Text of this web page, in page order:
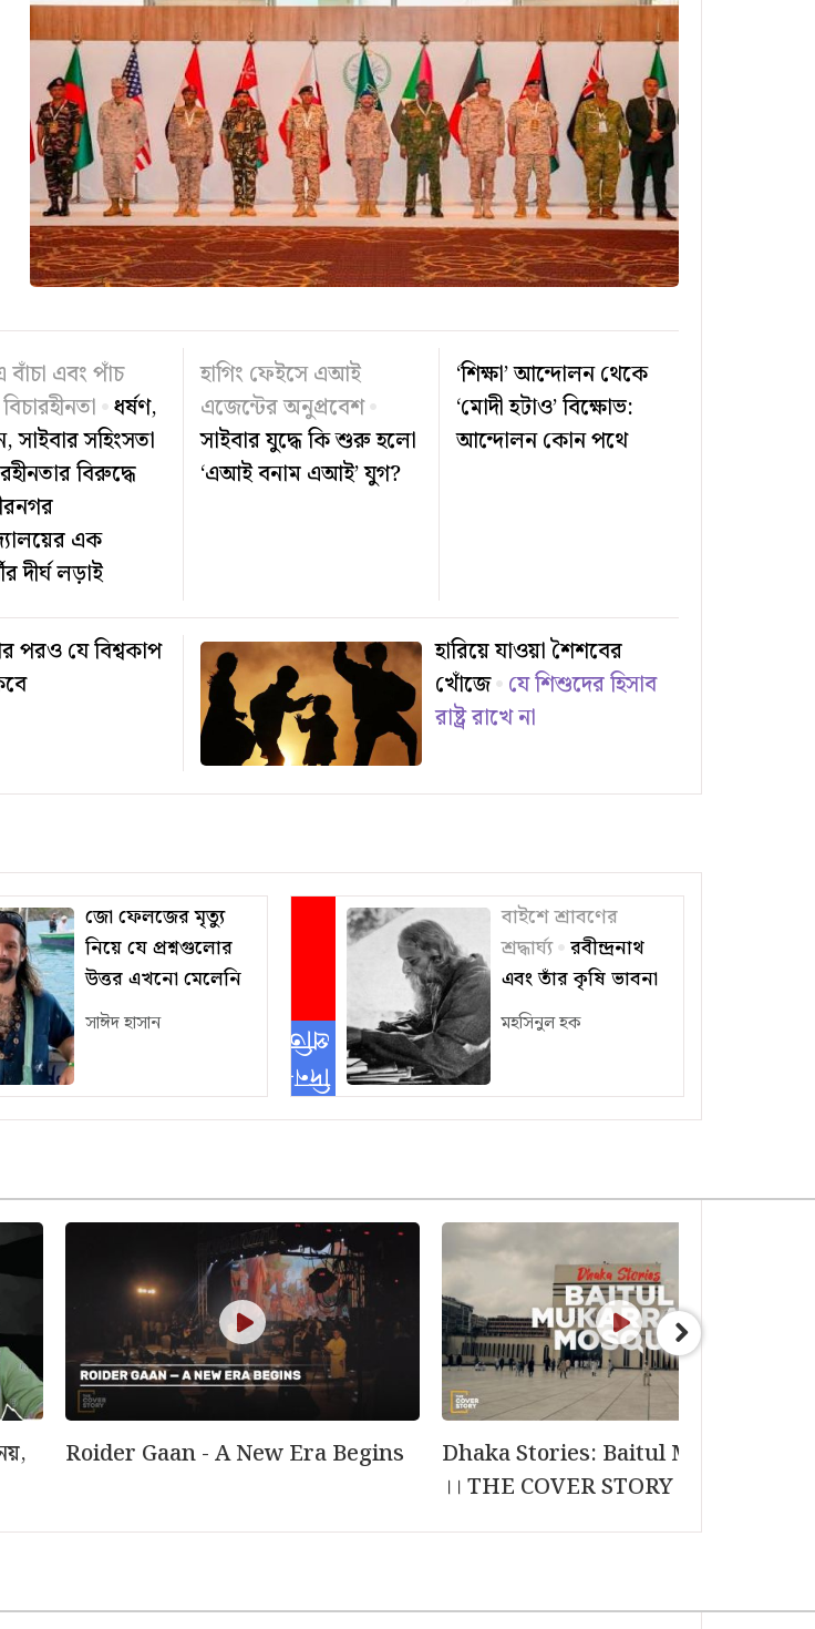
এবং পাঁচ
ধর্ষণ,
সাইবার সহিংসতা
বিরুদ্ধে
এক
দীর্ঘ লড়াই
হাগিং ফেইসে এআই
এজেন্টের অনুপ্রবেশ
সাইবার যুদ্ধে কি শুরু হলো
‘এআই বনাম এআই’ যুগ?
‘শিক্ষা’ আন্দোলন থেকে
‘মোদী হটাও’ বিক্ষোভ:
আন্দোলন কোন পথে
পরও যে বিশ্বকাপ
হারিয়ে যাওয়া শৈশবের
খোঁজে যে শিশুদের হিসাব
রাষ্ট্র রাখে না
জো ফেলজের মৃত্যু
নিয়ে যে প্রশ্নগুলোর
উত্তর এখনো মেলেনি
সাঈদ হাসান
দিন-
প্রতিদিন
বাইশে শ্রাবণের
শ্রদ্ধার্ঘ্য রবীন্দ্রনাথ
এবং তাঁর কৃষি ভাবনা
মহসিনুল হক
Roider Gaan - A New Era Begins
Dhaka Stories: Baitul Mokarram
।। THE COVER STORY